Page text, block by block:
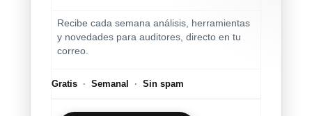
Recibe cada semana análisis, herramientas
y novedades para auditores, directo en tu
correo.
Gratis · Semanal · Sin spam